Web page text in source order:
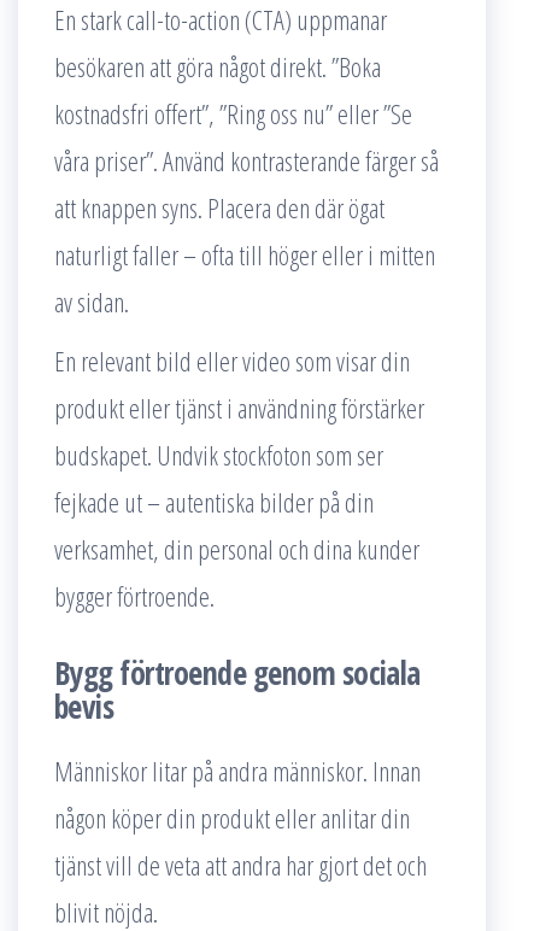
En stark call-to-action (CTA) uppmanar
besökaren att göra något direkt. ”Boka
kostnadsfri offert”, ”Ring oss nu” eller ”Se
våra priser”. Använd kontrasterande färger så
att knappen syns. Placera den där ögat
naturligt faller – ofta till höger eller i mitten
av sidan.
En relevant bild eller video som visar din
produkt eller tjänst i användning förstärker
budskapet. Undvik stockfoton som ser
fejkade ut – autentiska bilder på din
verksamhet, din personal och dina kunder
bygger förtroende.
Bygg förtroende genom sociala
bevis
Människor litar på andra människor. Innan
någon köper din produkt eller anlitar din
tjänst vill de veta att andra har gjort det och
blivit nöjda.